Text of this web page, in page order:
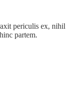
periculis ex, nihil
partem.